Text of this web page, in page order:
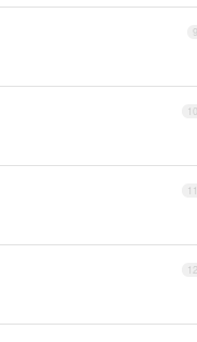
9
10
11
12